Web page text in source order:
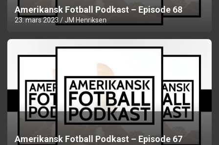
Amerikansk Fotball Podkast – Episode 68
23. mars 2023 JM Henriksen
Amerikansk Fotball Podkast – Episode 67